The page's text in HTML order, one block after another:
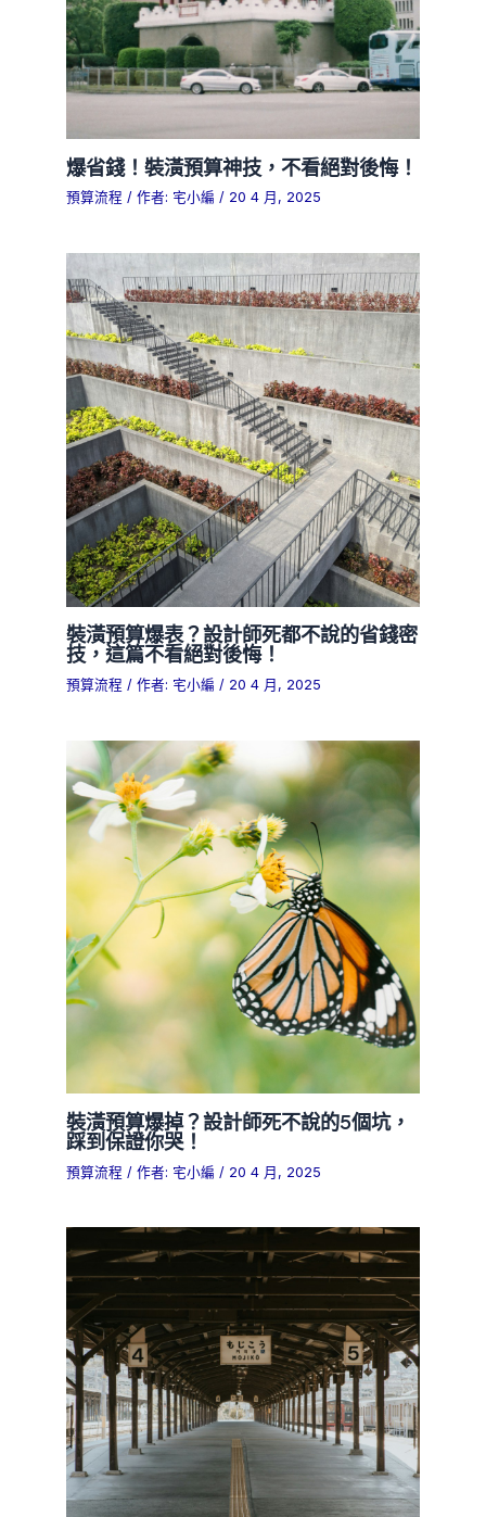
爆省錢！裝潢預算神技，不看絕對後悔！
預算流程 / 作者: 宅小編/ 20 4 月, 2025
裝潢預算爆表？設計師死都不說的省錢密
技，這篇不看絕對後悔！
預算流程 / 作者: 宅小編/ 20 4 月, 2025
裝潢預算爆掉？設計師死不說的5個坑，
踩到保證你哭！
預算流程 / 作者: 宅小編 / 20 4 月, 2025